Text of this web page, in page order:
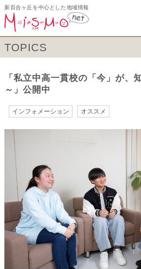
新百合ヶ丘を中心とした地域情報
TOPICS
「私立中高一貫校の「今」が、
～」公開中
インフォメーション オススメ